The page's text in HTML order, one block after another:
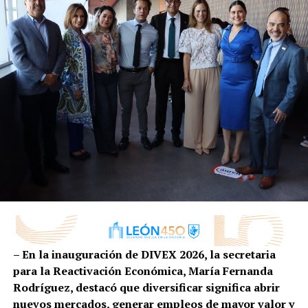
y elaboración de velas, permitiendo a las y los
participantes mostrar el talento y las habilidades
desarrolladas en los talleres del IMJU León.
Durante el evento, el director general del IMJU León,
Salvador Toledo Muñoz, destacó que este tipo de
iniciativas permiten a las juventudes descubrir su
talento y dar sus primeros pasos hacia un plan de vida.
“Esta feria de servicios nace de nuestros talleres
gratuitos, los cuales buscan impulsar los planes de
vida de las y los jóvenes. Queremos que cada
pasión y cuente con herramientas que le permitan
salir adelante y construir su propio plan de vida”,
expresó.
Con iniciativas como “Hecho en Lobo”, el Gobierno
Municipal de León y el IMJU León buscan que las
– En la inauguración de DIVEX 2026, la secretaria
para la Reactivación Económica, María Fernanda
Rodríguez, destacó que diversificar significa abrir
nuevos mercados, generar empleos de mayor valor y